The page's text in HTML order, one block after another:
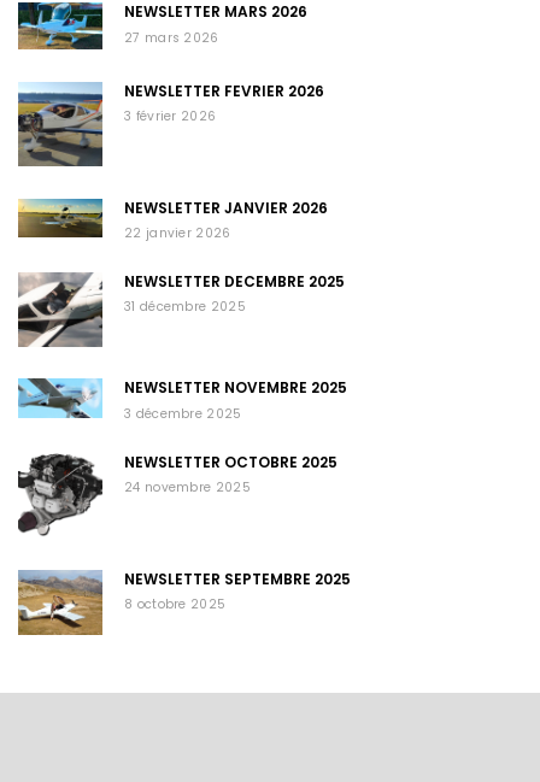
NEWSLETTER MARS 2026
27 mars 2026
NEWSLETTER FEVRIER 2026
3 février 2026
NEWSLETTER JANVIER 2026
22 janvier 2026
NEWSLETTER DECEMBRE 2025
31 décembre 2025
NEWSLETTER NOVEMBRE 2025
3 décembre 2025
NEWSLETTER OCTOBRE 2025
24 novembre 2025
NEWSLETTER SEPTEMBRE 2025
8 octobre 2025